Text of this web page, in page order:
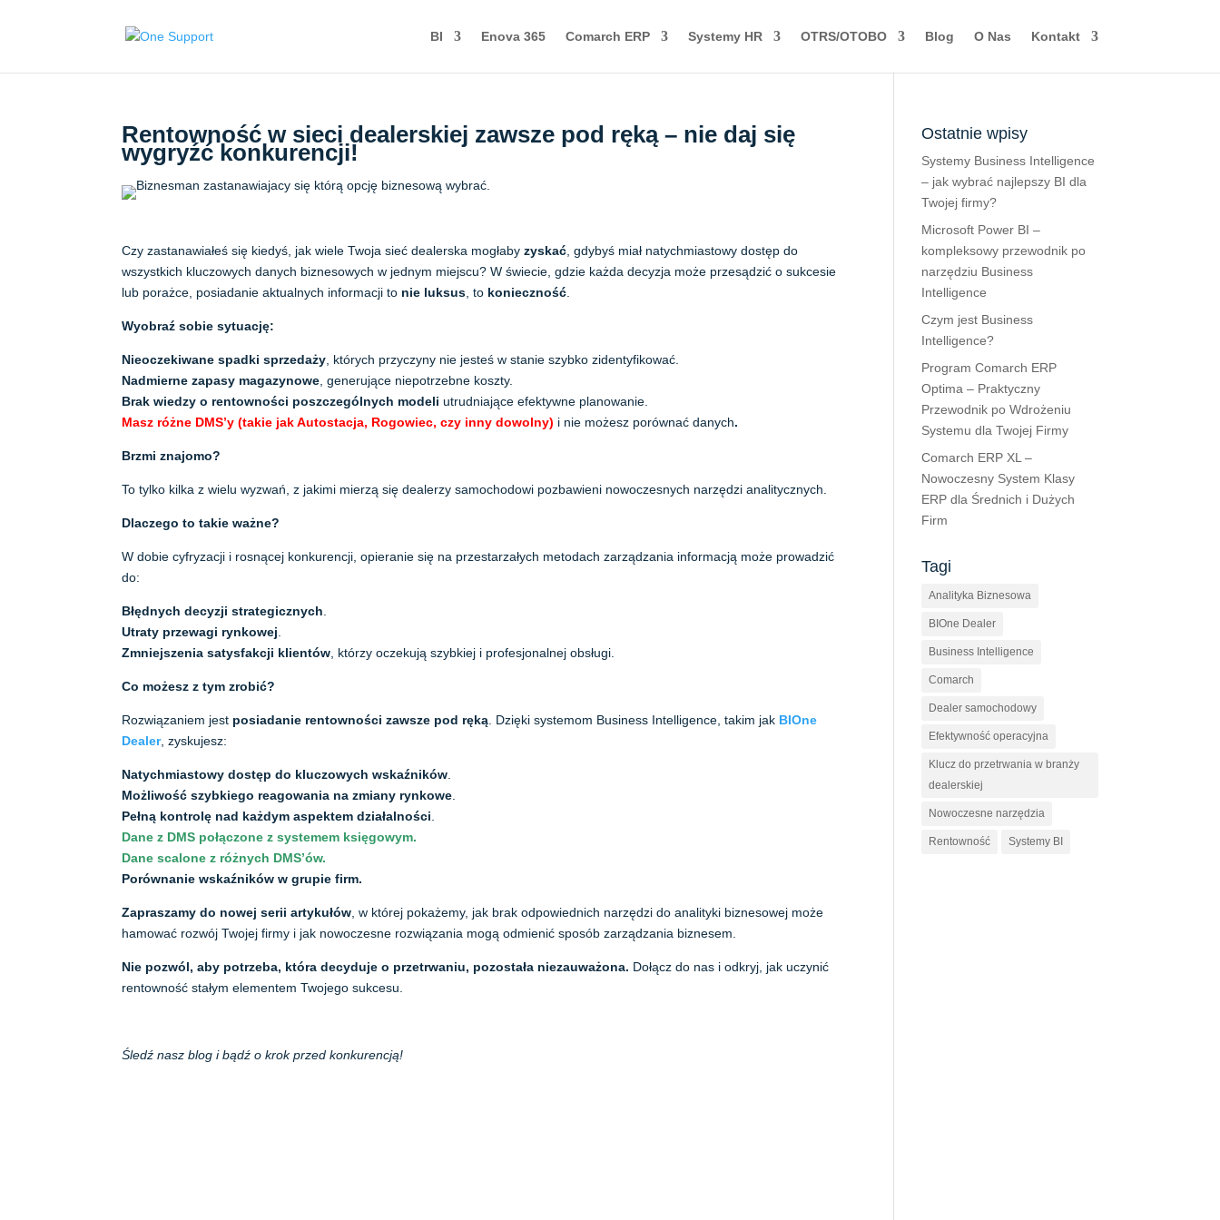
BI Enova 365 Comarch ERP Systemy HR OTRS/OTOBO Blog O Nas Kontakt
Rentowność w sieci dealerskiej zawsze pod ręką – nie daj się
wygryźć konkurencji!
Czy zastanawiałeś się kiedyś, jak wiele Twoja sieć dealerska mogłaby zyskać, gdybyś miał natychmiastowy dostęp do
wszystkich kluczowych danych biznesowych w jednym miejscu? W świecie, gdzie każda decyzja może przesądzić o sukcesie
lub porażce, posiadanie aktualnych informacji to nie luksus, to konieczność.
Wyobraź sobie sytuację:
Nieoczekiwane spadki sprzedaży, których przyczyny nie jesteś w stanie szybko zidentyfikować.
Nadmierne zapasy magazynowe, generujące niepotrzebne koszty.
Brak wiedzy o rentowności poszczególnych modeli utrudniające efektywne planowanie.
Masz różne DMS’y (takie jak Autostacja, Rogowiec, czy inny dowolny) i nie możesz porównać danych.
Brzmi znajomo?
To tylko kilka z wielu wyzwań, z jakimi mierzą się dealerzy samochodowi pozbawieni nowoczesnych narzędzi analitycznych.
Dlaczego to takie ważne?
W dobie cyfryzacji i rosnącej konkurencji, opieranie się na przestarzałych metodach zarządzania informacją może prowadzić
do:
Błędnych decyzji strategicznych.
Utraty przewagi rynkowej.
Zmniejszenia satysfakcji klientów, którzy oczekują szybkiej i profesjonalnej obsługi.
Co możesz z tym zrobić?
Rozwiązaniem jest posiadanie rentowności zawsze pod ręką. Dzięki systemom Business Intelligence, takim jak BIOne
Dealer, zyskujesz:
Natychmiastowy dostęp do kluczowych wskaźników.
Możliwość szybkiego reagowania na zmiany rynkowe.
Pełną kontrolę nad każdym aspektem działalności.
Dane z DMS połączone z systemem księgowym.
Dane scalone z różnych DMS’ów.
Porównanie wskaźników w grupie firm.
Zapraszamy do nowej serii artykułów, w której pokażemy, jak brak odpowiednich narzędzi do analityki biznesowej może
hamować rozwój Twojej firmy i jak nowoczesne rozwiązania mogą odmienić sposób zarządzania biznesem.
Nie pozwól, aby potrzeba, która decyduje o przetrwaniu, pozostała niezauważona. Dołącz do nas i odkryj, jak uczynić
rentowność stałym elementem Twojego sukcesu.
Śledź nasz blog i bądź o krok przed konkurencją!
Ostatnie wpisy
Systemy Business Intelligence
– jak wybrać najlepszy BI dla
Twojej firmy?
Microsoft Power BI –
kompleksowy przewodnik po
narzędziu Business
Intelligence
Czym jest Business
Intelligence?
Program Comarch ERP
Optima – Praktyczny
Przewodnik po Wdrożeniu
Systemu dla Twojej Firmy
Comarch ERP XL –
Nowoczesny System Klasy
ERP dla Średnich i Dużych
Firm
Tagi
Analityka Biznesowa
BIOne Dealer
Business Intelligence
Comarch
Dealer samochodowy
Efektywność operacyjna
Klucz do przetrwania w branży
dealerskiej
Nowoczesne narzędzia
Rentowność Systemy BI